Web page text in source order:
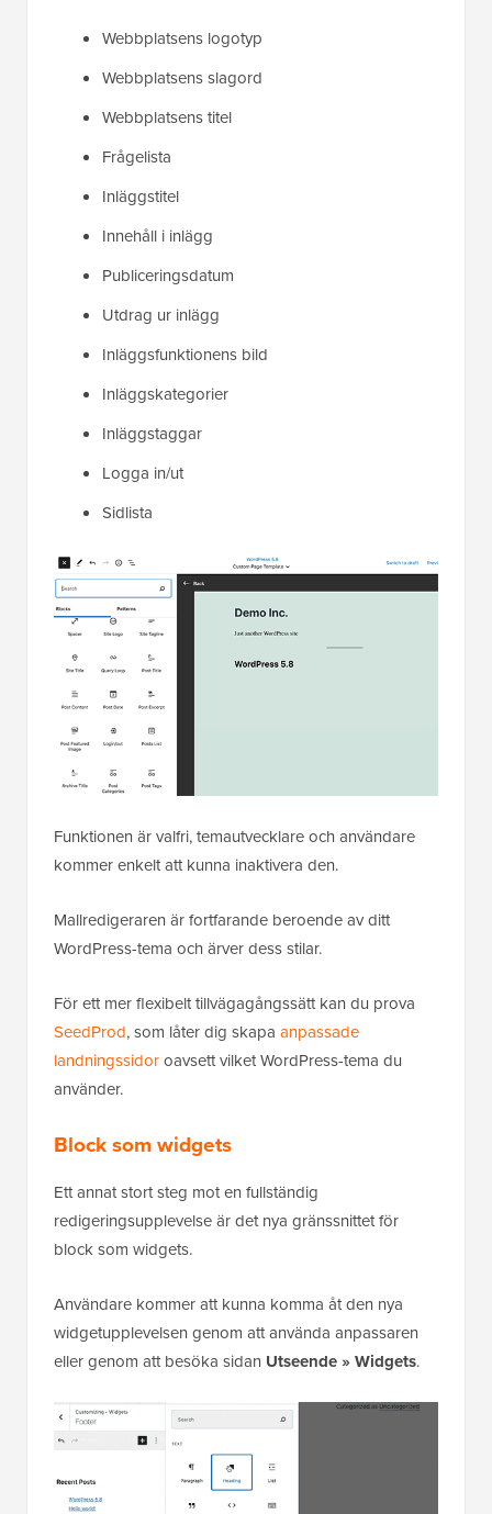
Webbplatsens logotyp
Webbplatsens slagord
Webbplatsens titel
Frågelista
Inläggstitel
Innehåll i inlägg
Publiceringsdatum
Utdrag ur inlägg
Inläggsfunktionens bild
Inläggskategorier
Inläggstaggar
Logga in/ut
Sidlista
Funktionen är valfri, temautvecklare och användare
kommer enkelt att kunna inaktivera den.
Mallredigeraren är fortfarande beroende av ditt
WordPress-tema och ärver dess stilar.
För ett mer flexibelt tillvägagångssätt kan du prova
SeedProd, som låter dig skapa anpassade
landningssidoroavsett vilket WordPress-tema du
använder.
Block som widgets
Ett annat stort steg mot en fullständig
redigeringsupplevelse är det nya gränssnittet för
block som widgets.
Användare kommer att kunna komma åt den nya
widgetupplevelsen genom att använda anpassaren
eller genom att besöka sidan Utseende » Widgets.